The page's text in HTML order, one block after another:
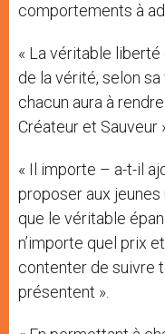
comportements à
« La véritable
de la vérité, selon
chacun aura à
Créateur et Sauveur
« Il importe – a-t-il
proposer aux
que le véritable
n’importe quel prix
contenter de suivre
présentent ».